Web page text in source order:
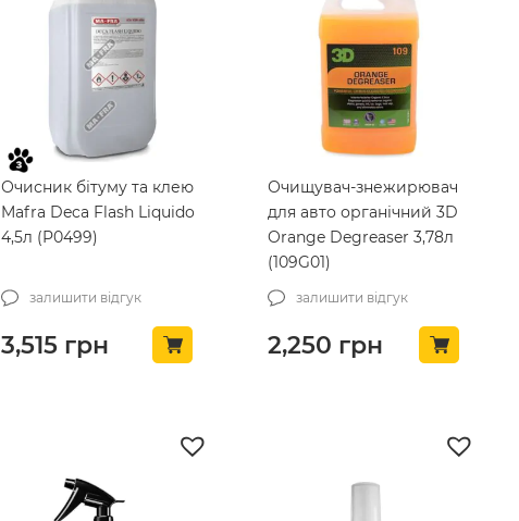
Очисник бітуму та клею
Mafra Deca Flash Liquido
4,5л (P0499)
залишити відгук
3,515 грн
Очищувач-знежирювач
для авто органічний 3D
Orange Degreaser 3,78л
(109G01)
залишити відгук
2,250 грн